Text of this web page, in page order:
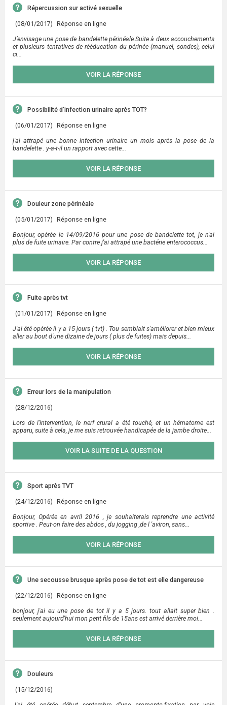
Répercussion sur activé sexuelle
(08/01/2017) Réponse en ligne
J’envisage une pose de bandelette périnéale.Suite à deux accouchements
et plusieurs tentatives de rééducation du périnée (manuel, sondes), celui
ci...
VOIR LA RÉPONSE
Possibilité d'infection urinaire après TOT?
(06/01/2017) Réponse en ligne
j'ai attrapé une bonne infection urinaire un mois après la pose de la
bandelette . y-a-t-il un rapport avec cette...
VOIR LA RÉPONSE
Douleur zone périnéale
(05/01/2017) Réponse en ligne
Bonjour, opérée le 14/09/2016 pour une pose de bandelette tot, je n'ai
plus de fuite urinaire. Par contre j'ai attrapé une bactérie enterococcus...
VOIR LA RÉPONSE
Fuite après tvt
(01/01/2017) Réponse en ligne
J'ai été opérée il y a 15 jours ( tvt) . Tou semblait s'améliorer et bien mieux
aller au bout d'une dizaine de jours ( plus de fuites) mais depuis...
VOIR LA RÉPONSE
Erreur lors de la manipulation
(28/12/2016)
Lors de l'intervention, le nerf crural a été touché, et un hématome est
apparu, suite à cela, je me suis retrouvée handicapée de la jambe droite...
VOIR LA SUITE DE LA QUESTION
Sport après TVT
(24/12/2016) Réponse en ligne
Bonjour, Opérée en avril 2016 , je souhaiterais reprendre une activité
sportive . Peut-on faire des abdos , du jogging ,de l 'aviron, sans...
VOIR LA RÉPONSE
Une secousse brusque après pose de tot est elle dangereuse
(22/12/2016) Réponse en ligne
bonjour, j'ai eu une pose de tot il y a 5 jours. tout allait super bien .
seulement aujourd'hui mon petit fils de 15ans est arrivé derrière moi...
VOIR LA RÉPONSE
Douleurs
(15/12/2016)